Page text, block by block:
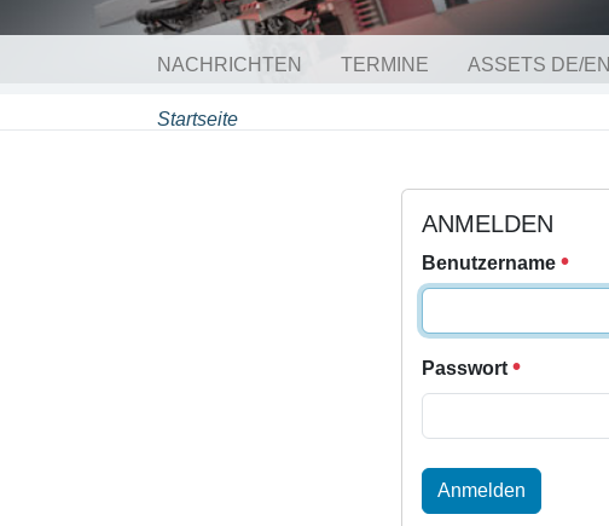
NACHRICHTEN TERMINE ASSETS DE/EN
Startseite
ANMELDEN
Benutzername
Passwort
Anmelden